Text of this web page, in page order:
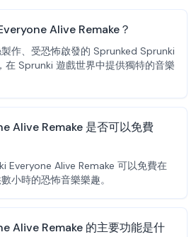
Alive Remake？
作、受恐怖啟發的 Sprunked Sprunki
在 Sprunki 遊戲世界中提供獨特的音樂
Alive Remake 是否可以免費
Everyone Alive Remake 可以免費在
小時的恐怖音樂樂趣。
Alive Remake 的主要功能是什